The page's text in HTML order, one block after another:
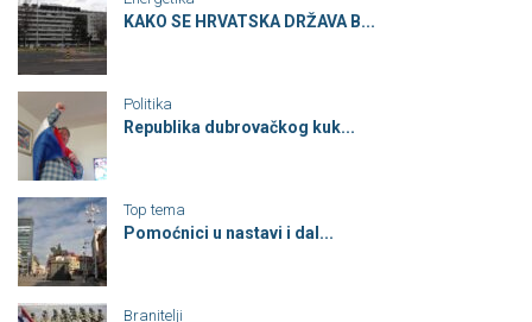
KAKO SE HRVATSKA DRŽAVA B...
Politika
Republika dubrovačkog kuk...
Top tema
Pomoćnici u nastavi i dal...
Branitelji